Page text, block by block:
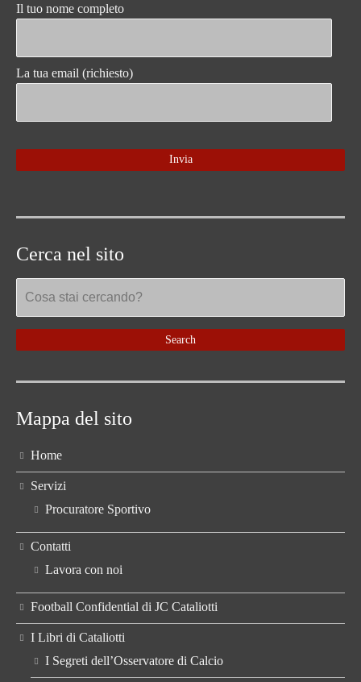
Il tuo nome completo
La tua email (richiesto)
Cerca nel sito
Mappa del sito
Home
Servizi
Procuratore Sportivo
Contatti
Lavora con noi
Football Confidential di JC Cataliotti
I Libri di Cataliotti
I Segreti dell’Osservatore di Calcio